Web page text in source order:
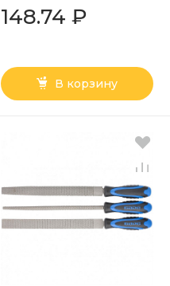
148.74 ₽
В корзину